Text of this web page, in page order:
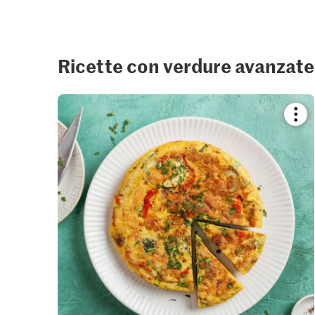
Ricette con verdure avanzate
recipe
add
it
to
your